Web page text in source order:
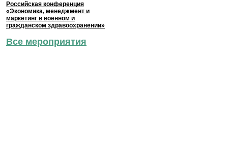
Российская конференция
«Экономика, менеджмент и
маркетинг в военном и
гражданском здравоохранении»
Все мероприятия